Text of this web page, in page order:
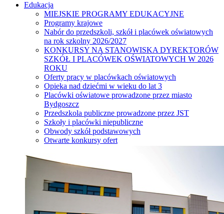
Edukacja
MIEJSKIE PROGRAMY EDUKACYJNE
Programy krajowe
Nabór do przedszkoli, szkół i placówek oświatowych
na rok szkolny 2026/2027
KONKURSY NA STANOWISKA DYREKTORÓW
SZKÓŁ I PLACÓWEK OŚWIATOWYCH W 2026
ROKU
Oferty pracy w placówkach oświatowych
Opieka nad dziećmi w wieku do lat 3
Placówki oświatowe prowadzone przez miasto
Bydgoszcz
Przedszkola publiczne prowadzone przez JST
Szkoły i placówki niepubliczne
Obwody szkół podstawowych
Otwarte konkursy ofert